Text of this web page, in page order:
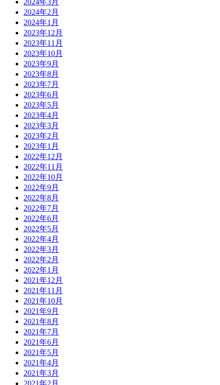
2024年3月
2024年2月
2024年1月
2023年12月
2023年11月
2023年10月
2023年9月
2023年8月
2023年7月
2023年6月
2023年5月
2023年4月
2023年3月
2023年2月
2023年1月
2022年12月
2022年11月
2022年10月
2022年9月
2022年8月
2022年7月
2022年6月
2022年5月
2022年4月
2022年3月
2022年2月
2022年1月
2021年12月
2021年11月
2021年10月
2021年9月
2021年8月
2021年7月
2021年6月
2021年5月
2021年4月
2021年3月